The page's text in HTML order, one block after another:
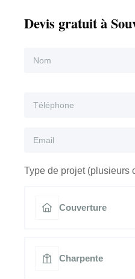
Devis gratuit à
Type de projet (plusieurs
Couverture
Charpente